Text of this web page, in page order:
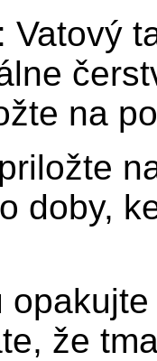
Vatový
na
doby,
že